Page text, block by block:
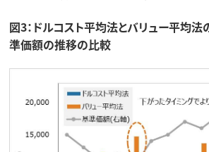
図3：ドルコスト平均法とバリュー平均
準価額の推移の比較